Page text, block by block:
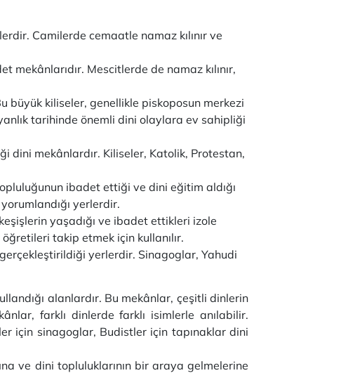
Camilerde cemaatle namaz kılınır ve
Mescitlerde de namaz kılınır,
büyük kiliseler, genellikle piskoposun merkezi
tarihinde önemli dini olaylara ev sahipliği
dini mekânlardır. Kiliseler, Katolik, Protestan,
ibadet ettiği ve dini eğitim aldığı
yerlerdir.
yaşadığı ve ibadet ettikleri izole
takip etmek için kullanılır.
yerlerdir. Sinagoglar, Yahudi
alanlardır. Bu mekânlar, çeşitli dinlerin
farklı dinlerde farklı isimlerle anılabilir.
için sinagoglar, Budistler için tapınaklar dini
ve dini topluluklarının bir araya gelmelerine